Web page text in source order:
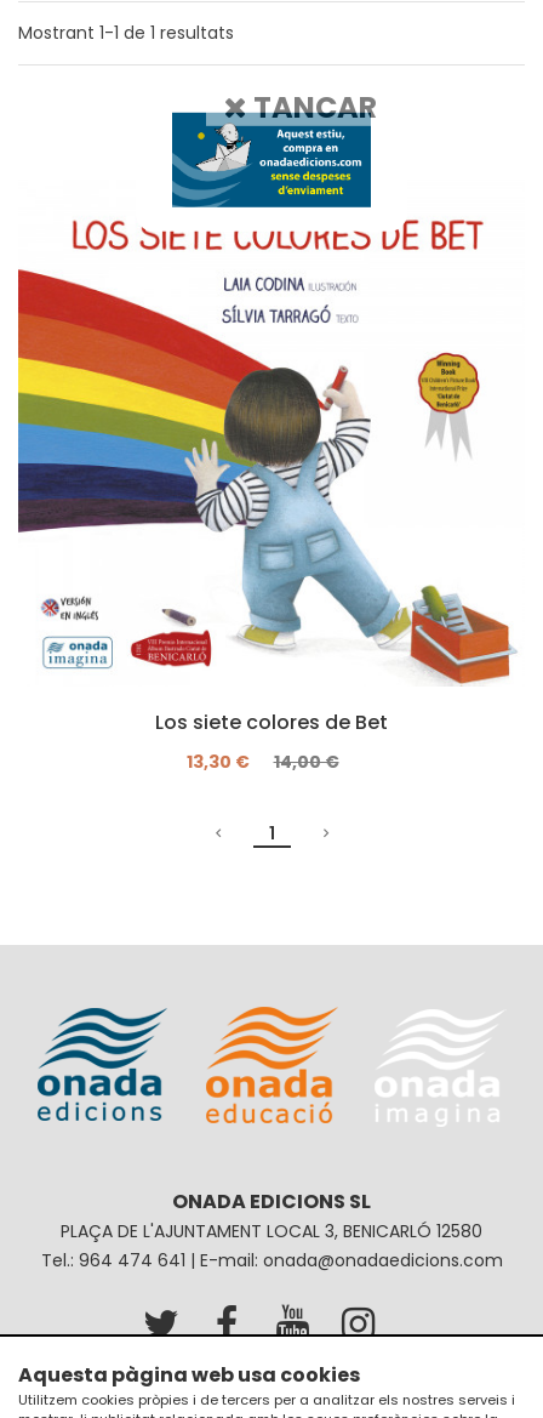
Mostrant 1-1 de 1 resultats
1
Los siete colores de Bet
13,30 € 14,00 €
1
ONADA EDICIONS SL
PLAÇA DE L'AJUNTAMENT LOCAL 3, BENICARLÓ 12580
Tel.: 964 474 641 | E-mail: onada@onadaedicions.com
Avís legal Política de privacitat
TANCAR
Aquesta pàgina web usa cookies
Utilitzem cookies pròpies i de tercers per a analitzar els nostres serveis i